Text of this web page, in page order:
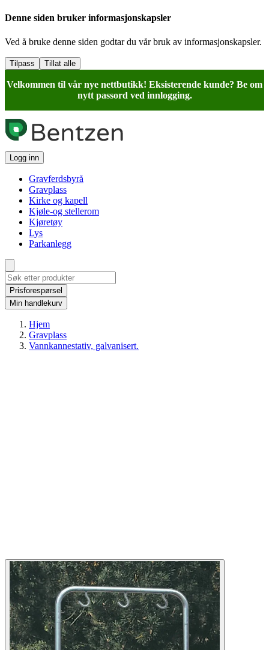
Denne siden bruker informasjonskapsler
Ved å bruke denne siden godtar du vår bruk av informasjonskapsler.
Tilpass Tillat alle
Velkommen til vår nye nettbutikk! Eksisterende kunde? Be om
nytt passord ved innlogging.
Logg inn
Gravferdsbyrå
Gravplass
Kirke og kapell
Kjøle-og stellerom
Kjøretøy
Lys
Parkanlegg
Prisforespørsel
Min handlekurv
Hjem
Gravplass
Vannkannestativ, galvanisert.